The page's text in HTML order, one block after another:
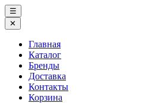
☰
✕
Главная
Каталог
Бренды
Доставка
Контакты
Корзина